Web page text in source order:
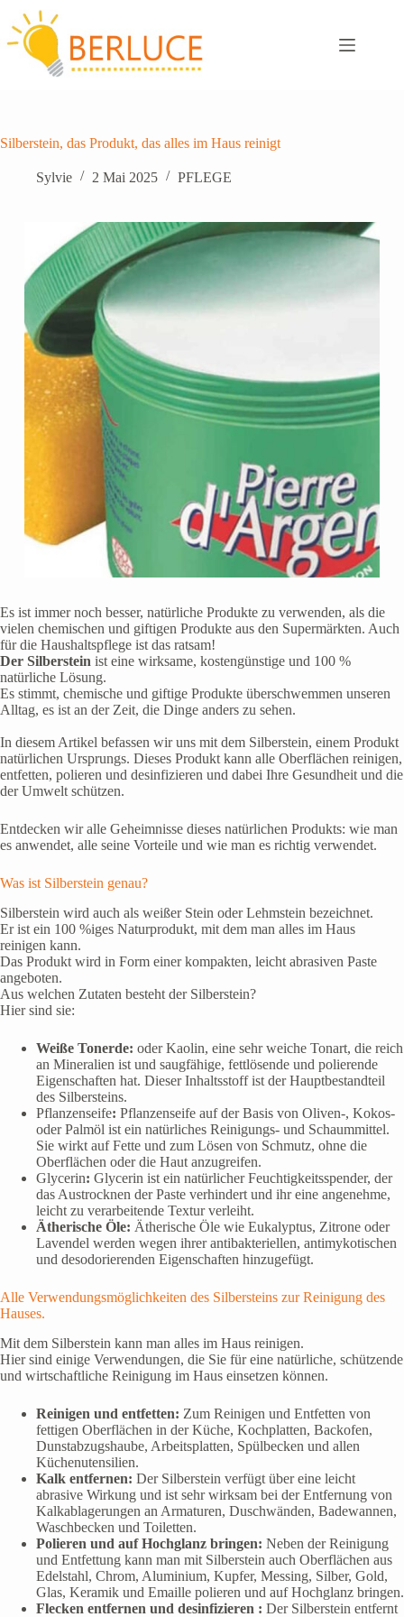
Inhalt
springen
Silberstein, das Produkt, das alles im Haus reinigt
Sylvie 2 Mai 2025 PFLEGE
Es ist immer noch besser, natürliche Produkte zu verwenden, als die
vielen chemischen und giftigen Produkte aus den Supermärkten. Auch
für die Haushaltspflege ist das ratsam!
Der Silberstein ist eine wirksame, kostengünstige und 100 %
natürliche Lösung.
Es stimmt, chemische und giftige Produkte überschwemmen unseren
Alltag, es ist an der Zeit, die Dinge anders zu sehen.
In diesem Artikel befassen wir uns mit dem Silberstein, einem Produkt
natürlichen Ursprungs. Dieses Produkt kann alle Oberflächen reinigen,
entfetten, polieren und desinfizieren und dabei Ihre Gesundheit und die
der Umwelt schützen.
Entdecken wir alle Geheimnisse dieses natürlichen Produkts: wie man
es anwendet, alle seine Vorteile und wie man es richtig verwendet.
Was ist Silberstein genau?
Silberstein wird auch als weißer Stein oder Lehmstein bezeichnet.
Er ist ein 100 %iges Naturprodukt, mit dem man alles im Haus
reinigen kann.
Das Produkt wird in Form einer kompakten, leicht abrasiven Paste
angeboten.
Aus welchen Zutaten besteht der Silberstein?
Hier sind sie:
Weiße Tonerde: oder Kaolin, eine sehr weiche Tonart, die reich
an Mineralien ist und saugfähige, fettlösende und polierende
Eigenschaften hat. Dieser Inhaltsstoff ist der Hauptbestandteil
des Silbersteins.
Pflanzenseife: Pflanzenseife auf der Basis von Oliven-, Kokos-
oder Palmöl ist ein natürliches Reinigungs- und Schaummittel.
Sie wirkt auf Fette und zum Lösen von Schmutz, ohne die
Oberflächen oder die Haut anzugreifen.
Glycerin: Glycerin ist ein natürlicher Feuchtigkeitsspender, der
das Austrocknen der Paste verhindert und ihr eine angenehme,
leicht zu verarbeitende Textur verleiht.
Ätherische Öle: Ätherische Öle wie Eukalyptus, Zitrone oder
Lavendel werden wegen ihrer antibakteriellen, antimykotischen
und desodorierenden Eigenschaften hinzugefügt.
Alle Verwendungsmöglichkeiten des Silbersteins zur Reinigung des
Hauses.
Mit dem Silberstein kann man alles im Haus reinigen.
Hier sind einige Verwendungen, die Sie für eine natürliche, schützende
und wirtschaftliche Reinigung im Haus einsetzen können.
Reinigen und entfetten: Zum Reinigen und Entfetten von
fettigen Oberflächen in der Küche, Kochplatten, Backofen,
Dunstabzugshaube, Arbeitsplatten, Spülbecken und allen
Küchenutensilien.
Kalk entfernen: Der Silberstein verfügt über eine leicht
abrasive Wirkung und ist sehr wirksam bei der Entfernung von
Kalkablagerungen an Armaturen, Duschwänden, Badewannen,
Waschbecken und Toiletten.
Polieren und auf Hochglanz bringen: Neben der Reinigung
und Entfettung kann man mit Silberstein auch Oberflächen aus
Edelstahl, Chrom, Aluminium, Kupfer, Messing, Silber, Gold,
Glas, Keramik und Emaille polieren und auf Hochglanz bringen.
Flecken entfernen und desinfizieren : Der Silberstein entfernt